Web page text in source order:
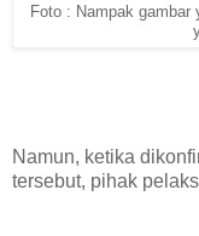
Foto : Nampak gambar
‎Namun, ketika
tersebut, pihak